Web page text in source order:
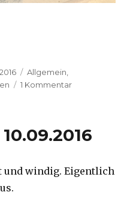
Kategorien
Allgemein
1 Kommentarzu
und windig. Eigentlich